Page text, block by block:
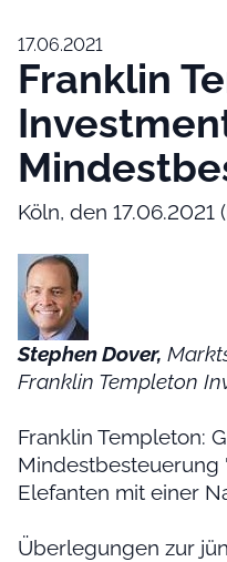
17.06.2021
Franklin
Köln, den
Stephen Dover,
Franklin Templeton
Franklin Templeton:
Mindestbesteuerung
Elefanten mit einer
Überlegungen zur